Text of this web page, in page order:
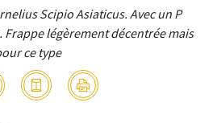
Scipio Asiaticus. Avec un P
légèrement décentrée mais
ce type